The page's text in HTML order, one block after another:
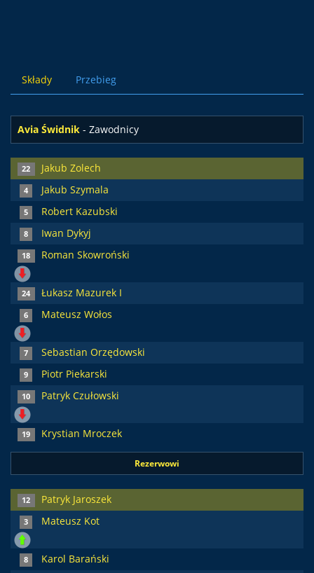
Składy Przebieg
Avia Świdnik - Zawodnicy
22 Jakub Zolech
4 Jakub Szymala
5 Robert Kazubski
8 Iwan Dykyj
18 Roman Skowroński
24 Łukasz Mazurek I
6 Mateusz Wołos
7 Sebastian Orzędowski
9 Piotr Piekarski
10 Patryk Czułowski
19 Krystian Mroczek
Rezerwowi
12 Patryk Jaroszek
3 Mateusz Kot
8 Karol Barański